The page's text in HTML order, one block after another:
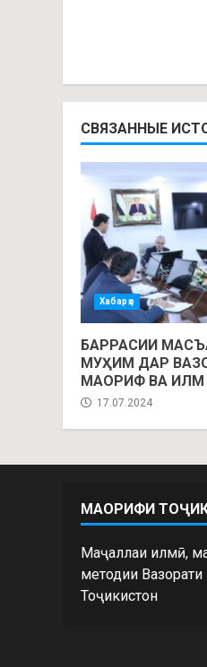
СВЯЗАННЫЕ
Хабарҳо
БАРРАСИИ
МУҲИМ ДАР
МАОРИФ ВА ИЛМ
17.07.2024
МАОРИФИ
Маҷаллаи илмӣ,
методии
Тоҷикистон